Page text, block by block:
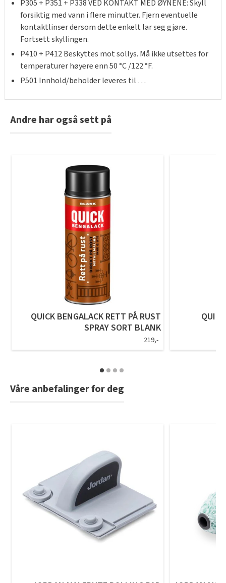
P305 + P351 + P338 VED KONTAKT MED ØYNENE: Skyll
forsiktig med vann i flere minutter. Fjern eventuelle
kontaktlinser dersom dette enkelt lar seg gjøre.
Fortsett skyllingen.
P410 + P412 Beskyttes mot sollys. Må ikke utsettes for
temperaturer høyere enn 50 °C /122 °F.
P501 Innhold/beholder leveres til …
Andre har også sett på
QUICK BENGALACK RETT PÅ RUST
SPRAY SORT BLANK
219,-
Våre anbefalinger for deg